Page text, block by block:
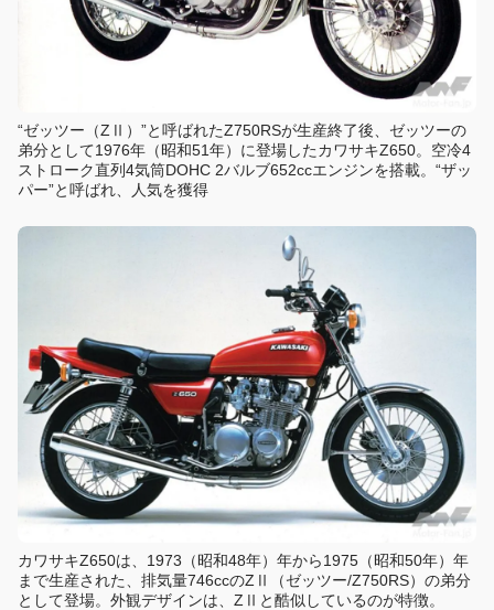
“ゼッツー（ZⅡ）”と呼ばれたZ750RSが生産終了後、ゼッツーの
弟分として1976年（昭和51年）に登場したカワサキZ650。空冷4
ストローク直列4気筒DOHC 2バルブ652ccエンジンを搭載。“ザッ
パー”と呼ばれ、人気を獲得
カワサキZ650は、1973（昭和48年）年から1975（昭和50年）年
まで生産された、排気量746ccのZⅡ（ゼッツー/Z750RS）の弟分
として登場。外観デザインは、ZⅡと酷似しているのが特徴。